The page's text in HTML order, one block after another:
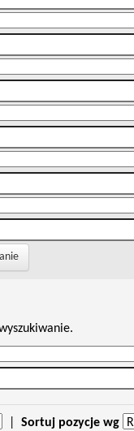
Sortuj pozycje wg